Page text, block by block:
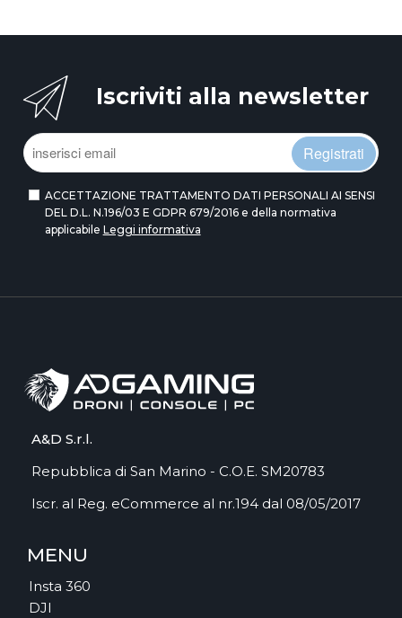
Iscriviti alla newsletter
Registrati
ACCETTAZIONE TRATTAMENTO DATI PERSONALI AI SENSI
DEL D.L. N.196/03 E GDPR 679/2016 e della normativa
applicabile Leggi informativa
A&D S.r.l.
Repubblica di San Marino - C.O.E. SM20783
Iscr. al Reg. eCommerce al nr.194 dal 08/05/2017
MENU
Insta 360
DJI